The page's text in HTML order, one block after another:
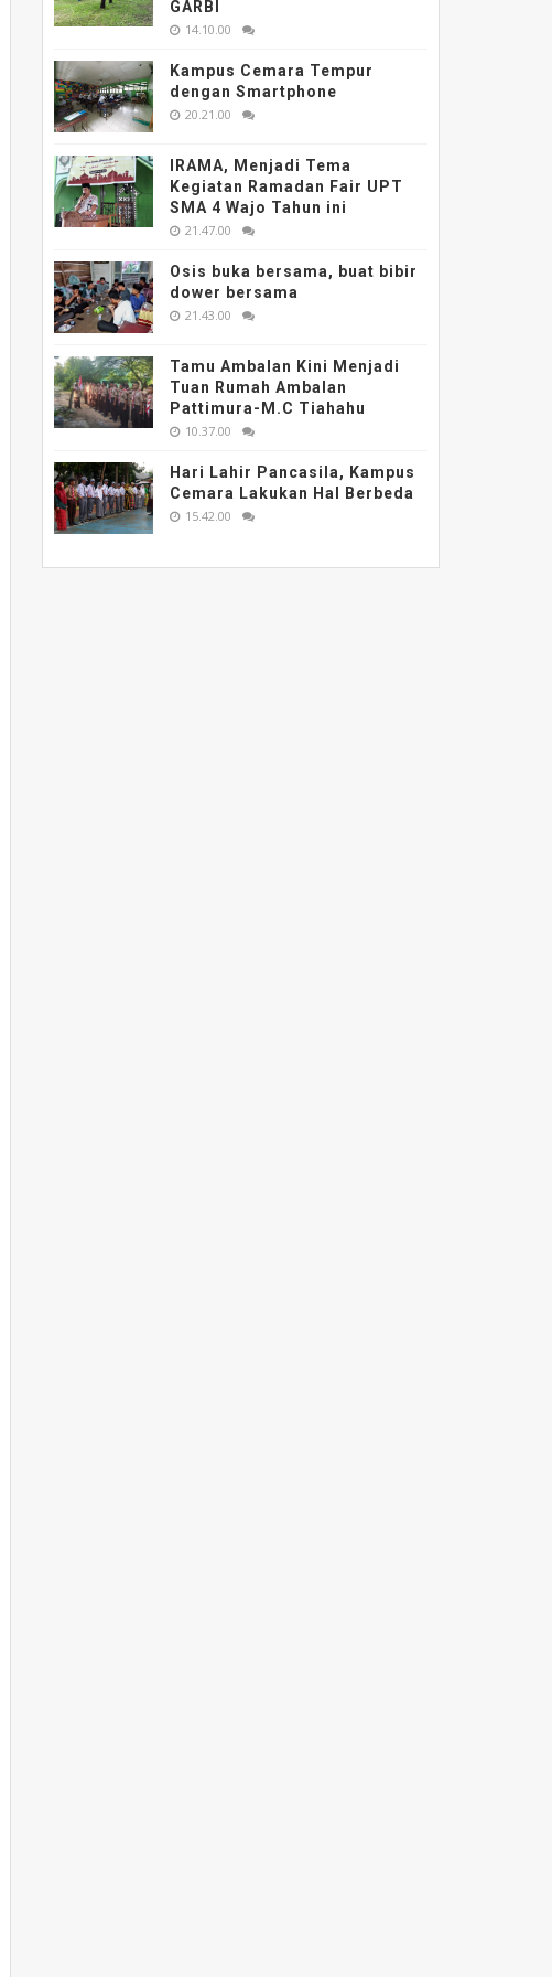
GARBI
14.10.00
Kampus Cemara Tempur
dengan Smartphone
20.21.00
IRAMA, Menjadi Tema
Kegiatan Ramadan Fair UPT
SMA 4 Wajo Tahun ini
21.47.00
Osis buka bersama, buat bibir
dower bersama
21.43.00
Tamu Ambalan Kini Menjadi
Tuan Rumah Ambalan
Pattimura-M.C Tiahahu
10.37.00
Hari Lahir Pancasila, Kampus
Cemara Lakukan Hal Berbeda
15.42.00